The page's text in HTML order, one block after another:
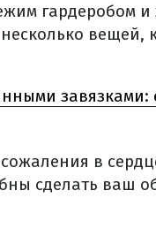
гардеробом
вещей,
завязками:
в
сделать ваш